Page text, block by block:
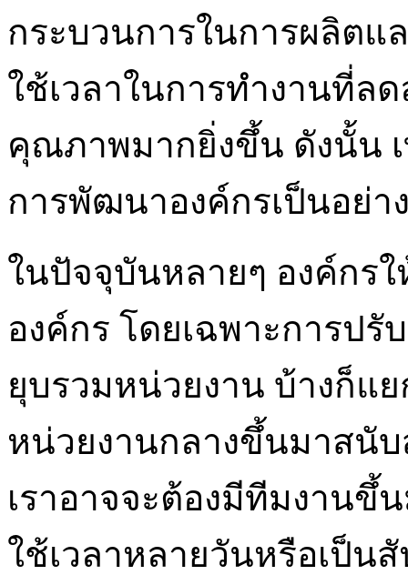
กระบวนการในการผลิต
ใช้เวลาในการทำงานที่ล
คุณภาพมากยิ่งขึ้น ดังนั้น
การพัฒนาองค์กรเป็นอย่า
ในปัจจุบันหลายๆ องค์กร
องค์กร โดยเฉพาะการปรั
ยุบรวมหน่วยงาน บ้างก็แ
หน่วยงานกลางขึ้นมาสนั
เราอาจจะต้องมีทีมงานขึ้
ใช้เวลาหลายวันหรือเป็น